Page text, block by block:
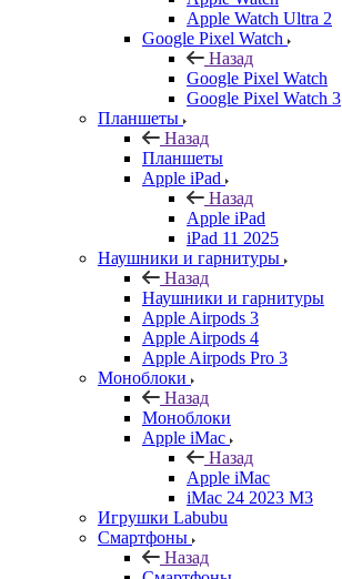
Apple Watch Ultra 2
Google Pixel Watch
Назад
Google Pixel Watch
Google Pixel Watch 3
Планшеты
Назад
Планшеты
Apple iPad
Назад
Apple iPad
iPad 11 2025
Наушники и гарнитуры
Назад
Наушники и гарнитуры
Apple Airpods 3
Apple Airpods 4
Apple Airpods Pro 3
Моноблоки
Назад
Моноблоки
Apple iMac
Назад
Apple iMac
iMac 24 2023 M3
Игрушки Labubu
Смартфоны
Назад